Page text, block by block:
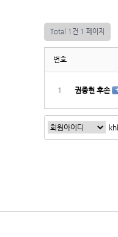
Total 1건 1 페이지
번호
1 권중현 후손